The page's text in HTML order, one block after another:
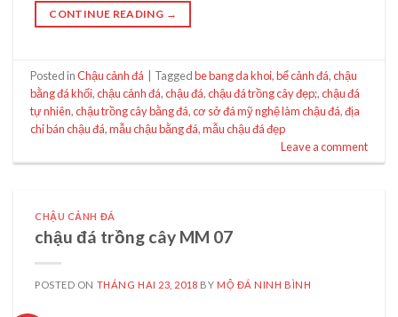
CONTINUE READING →
Posted inChậu cảnh đá Taggedbe bang da khoi,bể cảnh đá,chậu
bằng đá khối,chậu cảnh đá,chậu đá,chậu đá trồng cây đẹp;,chậu đá
tự nhiên,chậu trồng cây bằng đá,cơ sở đá mỹ nghệ làm chậu đá,địa
chỉ bán chậu đá,mẫu chậu bằng đá,mẫu chậu đá đẹp
Leave a comment
CHẬU CẢNH ĐÁ
chậu đá trồng cây MM 07
POSTED ON THÁNG HAI 23, 2018 BY MỘ ĐÁ NINH BÌNH